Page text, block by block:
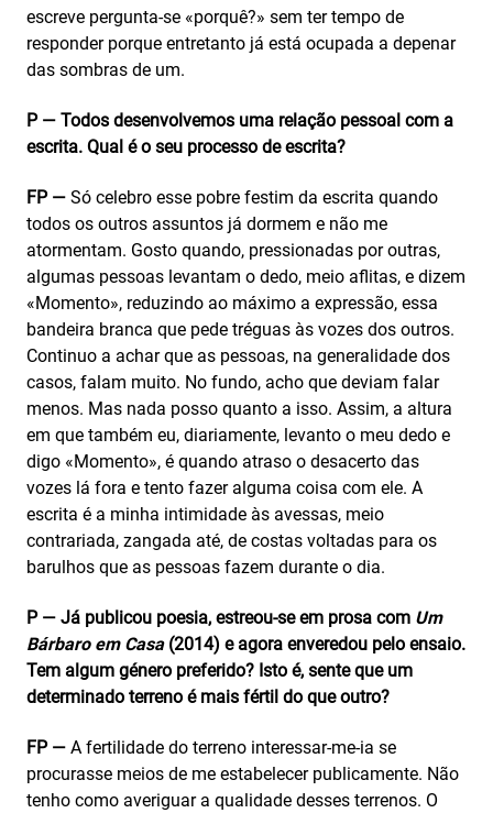
escreve pergunta-se «porquê?» sem ter tempo de
responder porque entretanto já está ocupada a depenar
das sombras de um.
P — Todos desenvolvemos uma relação pessoal com a
escrita. Qual é o seu processo de escrita?
FP — Só celebro esse pobre festim da escrita quando
todos os outros assuntos já dormem e não me
atormentam. Gosto quando, pressionadas por outras,
algumas pessoas levantam o dedo, meio aflitas, e dizem
«Momento», reduzindo ao máximo a expressão, essa
bandeira branca que pede tréguas às vozes dos outros.
Continuo a achar que as pessoas, na generalidade dos
casos, falam muito. No fundo, acho que deviam falar
menos. Mas nada posso quanto a isso. Assim, a altura
em que também eu, diariamente, levanto o meu dedo e
digo «Momento», é quando atraso o desacerto das
vozes lá fora e tento fazer alguma coisa com ele. A
escrita é a minha intimidade às avessas, meio
contrariada, zangada até, de costas voltadas para os
barulhos que as pessoas fazem durante o dia.
P — Já publicou poesia, estreou-se em prosa com Um
Bárbaro em Casa (2014) e agora enveredou pelo ensaio.
Tem algum género preferido? Isto é, sente que um
determinado terreno é mais fértil do que outro?
FP — A fertilidade do terreno interessar-me-ia se
procurasse meios de me estabelecer publicamente. Não
tenho como averiguar a qualidade desses terrenos. O